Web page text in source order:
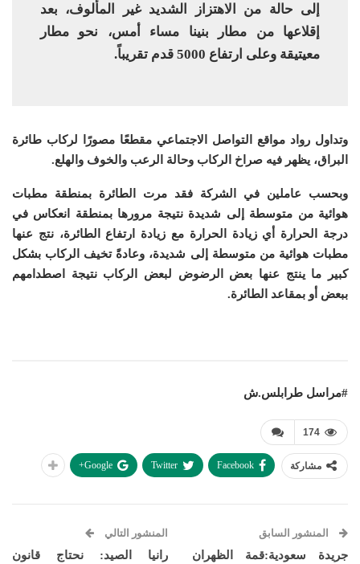
إلى حالة من الاهتزاز الشديد غير المألوف، بعد
إقلاعها من مطار بنينا مساء أمس، نحو مطار
معيتيقة وعلى ارتفاع 5000 قدم تقريباً.
وتداول رواد مواقع التواصل الاجتماعي مقطعًا مصورًا لركاب طائرة
البراق، يظهر فيه صراخ الركاب وحالة الرعب والخوف والهلع.
وبحسب عاملين في الشركة فقد مرت الطائرة بمنطقة مطبات
هوائية من متوسطة إلى شديدة نتيجة مرورها بمنطقة انعكاس في
درجة الحرارة أي زيادة الحرارة مع زيادة ارتفاع الطائرة، نتج عنها
مطبات هوائية من متوسطة إلى شديدة، وعادةً تخيف الركاب بشكل
كبير ما ينتج عنها بعض الرضوض لبعض الركاب نتيجة اصطدامهم
ببعض أو بمقاعد الطائرة.
#مراسل طرابلس.ش
174
مشاركة Facebook
Twitter
Google+
المنشور السابق
جريدة سعودية:قمة الظهران
المنشور التالي
رانيا الصيد: نحتاج قانون